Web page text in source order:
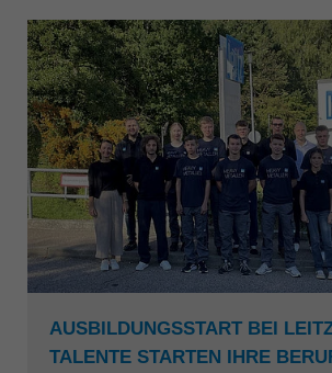
AUSBILDUNGSSTART BEI
TALENTE STARTEN IHRE